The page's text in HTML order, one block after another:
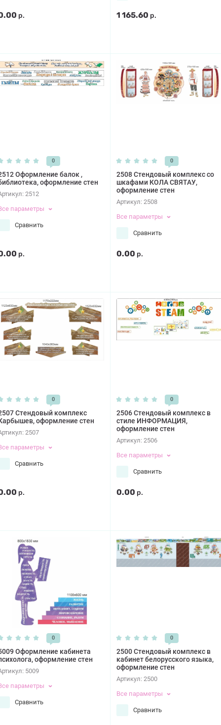
р. 1 165.60 р.
0
Оформление балок ,
оформление стен
2512
параметры
Сравнить
р.
0
2508 Стендовый комплекс со
шкафами КОЛА СВЯТАУ,
оформление стен
Артикул: 2508
Все параметры
Сравнить
0.00 р.
0
Стендовый комплекс
оформление стен
2507
параметры
Сравнить
р.
0
2506 Стендовый комплекс в
стиле ИНФОРМАЦИЯ,
оформление стен
Артикул: 2506
Все параметры
Сравнить
0.00 р.
0
Оформление кабинета
оформление стен
5009
параметры
Сравнить
0
2500 Стендовый комплекс в
кабинет белорусского языка,
оформление стен
Артикул: 2500
Все параметры
Сравнить